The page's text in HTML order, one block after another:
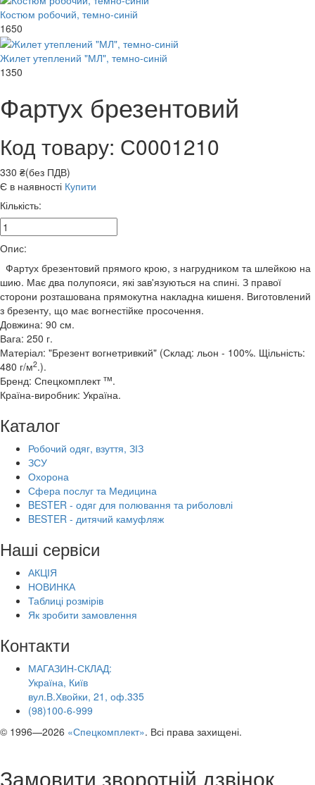
Костюм робочий, темно-синій
1650
Жилет утеплений "МЛ", темно-синій
1350
Фартух брезентовий
Код товару: С0001210
330 ₴(без ПДВ)
Є в наявності Купити
Кількість:
Опис:
Фартух брезентовий прямого крою, з нагрудником та шлейкою на
шию. Має два полупояси, які зав'язуються на спині. З правої
сторони розташована прямокутна накладна кишеня. Виготовлений
з брезенту, що має вогнестійке просочення.
Довжина: 90 см.
Вага: 250 г.
Матеріал: "Брезент вогнетривкий" (Склад: льон - 100%. Щільність:
480 г/м2.).
Бренд: Спецкомплект тм.
Країна-виробник: Україна.
Каталог
Робочий одяг, взуття, ЗІЗ
ЗСУ
Охорона
Сфера послуг та Медицина
BESTER - одяг для полювання та риболовлі
BESTER - дитячий камуфляж
Наші сервіси
АКЦІЯ
НОВИНКА
Таблиці розмірів
Як зробити замовлення
Контакти
МАГАЗИН-СКЛАД:
Україна, Київ
вул.В.Хвойки, 21, оф.335
(98)100-6-999
© 1996—2026 «Спецкомплект». Всі права захищені.
Замовити зворотній дзвінок